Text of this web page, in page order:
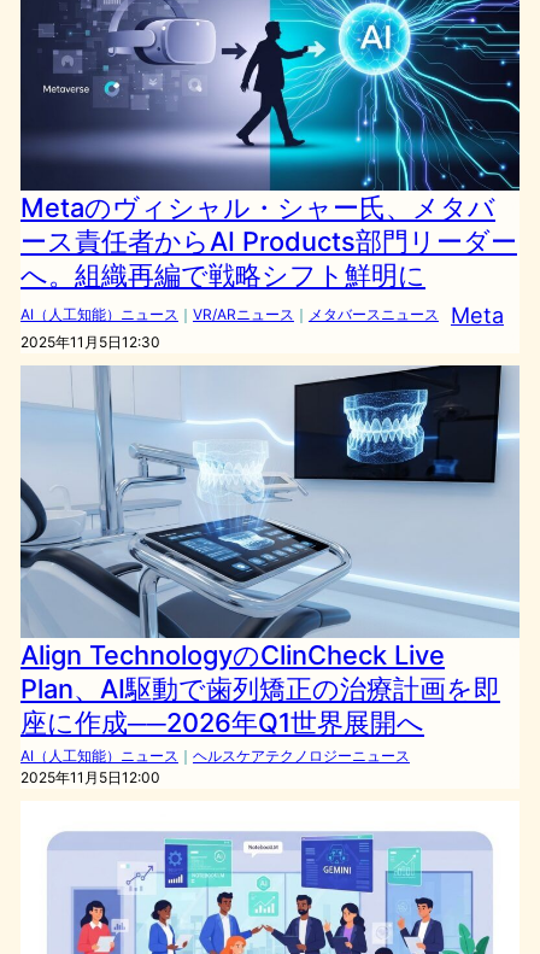
Metaのヴィシャル・シャー氏、メタバ
ース責任者からAI Products部門リーダー
へ。組織再編で戦略シフト鮮明に
AI（人工知能）ニュース ｜ VR/ARニュース ｜ メタバースニュース Meta
2025年11月5日12:30
Align TechnologyのClinCheck Live
Plan、AI駆動で歯列矯正の治療計画を即
座に作成──2026年Q1世界展開へ
AI（人工知能）ニュース ｜ ヘルスケアテクノロジーニュース
2025年11月5日12:00